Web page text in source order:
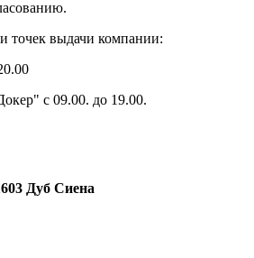
точек выдачи компании:
с 09.00. до 19.00.
Дуб Сиена